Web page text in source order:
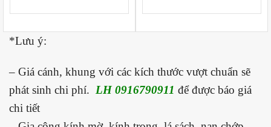
*Lưu ý:
– Giá cánh, khung với các kích thước vượt chuẩn sẽ
phát sinh chi phí. LH 0916790911 để được báo giá
chi tiết